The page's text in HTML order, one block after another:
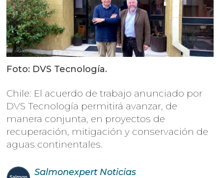
Foto: DVS Tecnología.
Chile: El acuerdo de trabajo anunciado por
DVS Tecnología permitirá avanzar, de
manera conjunta, en proyectos de
recuperación, mitigación y conservación de
aguas continentales.
Salmonexpert Noticias